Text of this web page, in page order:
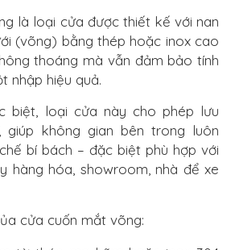
là loại cửa được thiết kế với nan
(võng) bằng thép hoặc inox cao
thoáng mà vẫn đảm bảo tính
nhập hiệu quả.
biệt, loại cửa này cho phép lưu
giúp không gian bên trong luôn
bí bách – đặc biệt phù hợp với
hàng hóa, showroom, nhà để xe
cửa cuốn mắt võng: